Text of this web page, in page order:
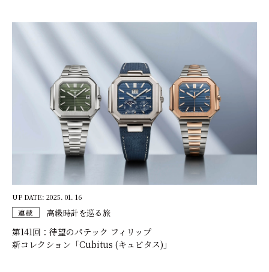
UP DATE: 2025. 01. 16
連載
高級時計を巡る旅
第141回：待望のパテック フィリップ
新コレクション「Cubitus (キュビタス)」